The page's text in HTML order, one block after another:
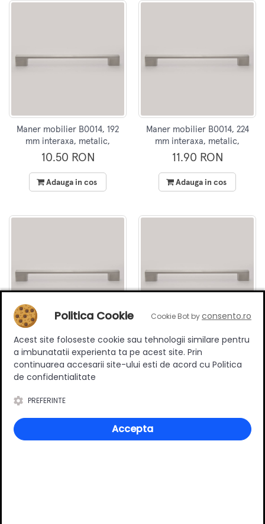
Maner mobilier B0014, 192
mm interaxa, metalic,
finisaj inox
10.50 RON
Adauga in cos
Maner mobilier B0014, 224
mm interaxa, metalic,
finisaj inox
11.90 RON
Adauga in cos
Maner mobilier B0014, 256
mm interaxa, metalic,
finisaj inox
13.50 RON
Adauga in cos
Maner mobilier B0014, 320
mm interaxa, metalic,
finisaj inox
Politica Cookie Cookie Bot byconsento.ro
Acest site foloseste cookie sau tehnologii similare pentru
a imbunatatii experienta ta pe acest site. Prin
continuarea accesarii site-ului esti de acord cu Politica
de confidentialitate
PREFERINTE
Accepta